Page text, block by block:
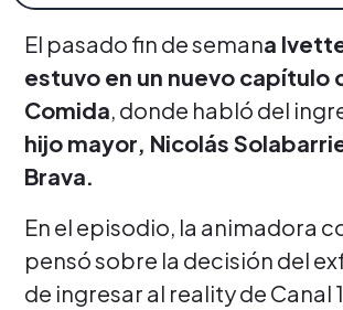
El pasado fin de semana
estuvo en un nuevo capítulo
Comida, donde habló del
hijo mayor, Nicolás
Brava.
En el episodio, la animadora
pensó sobre la decisión del
de ingresar al reality de Canal